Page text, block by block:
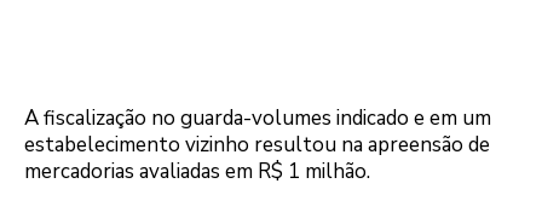
A fiscalização no guarda-volumes indicado e em um
estabelecimento vizinho resultou na apreensão de
mercadorias avaliadas em R$ 1 milhão.